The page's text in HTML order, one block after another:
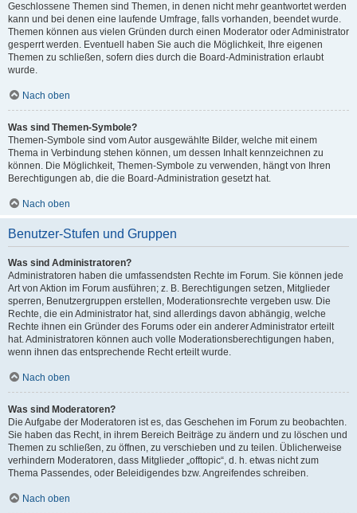
Geschlossene Themen sind Themen, in denen nicht mehr geantwortet werden
kann und bei denen eine laufende Umfrage, falls vorhanden, beendet wurde.
Themen können aus vielen Gründen durch einen Moderator oder Administrator
gesperrt werden. Eventuell haben Sie auch die Möglichkeit, Ihre eigenen
Themen zu schließen, sofern dies durch die Board-Administration erlaubt
wurde.
Nach oben
Was sind Themen-Symbole?
Themen-Symbole sind vom Autor ausgewählte Bilder, welche mit einem
Thema in Verbindung stehen können, um dessen Inhalt kennzeichnen zu
können. Die Möglichkeit, Themen-Symbole zu verwenden, hängt von Ihren
Berechtigungen ab, die die Board-Administration gesetzt hat.
Nach oben
Benutzer-Stufen und Gruppen
Was sind Administratoren?
Administratoren haben die umfassendsten Rechte im Forum. Sie können jede
Art von Aktion im Forum ausführen; z. B. Berechtigungen setzen, Mitglieder
sperren, Benutzergruppen erstellen, Moderationsrechte vergeben usw. Die
Rechte, die ein Administrator hat, sind allerdings davon abhängig, welche
Rechte ihnen ein Gründer des Forums oder ein anderer Administrator erteilt
hat. Administratoren können auch volle Moderationsberechtigungen haben,
wenn ihnen das entsprechende Recht erteilt wurde.
Nach oben
Was sind Moderatoren?
Die Aufgabe der Moderatoren ist es, das Geschehen im Forum zu beobachten.
Sie haben das Recht, in ihrem Bereich Beiträge zu ändern und zu löschen und
Themen zu schließen, zu öffnen, zu verschieben und zu teilen. Üblicherweise
verhindern Moderatoren, dass Mitglieder „offtopic“, d. h. etwas nicht zum
Thema Passendes, oder Beleidigendes bzw. Angreifendes schreiben.
Nach oben